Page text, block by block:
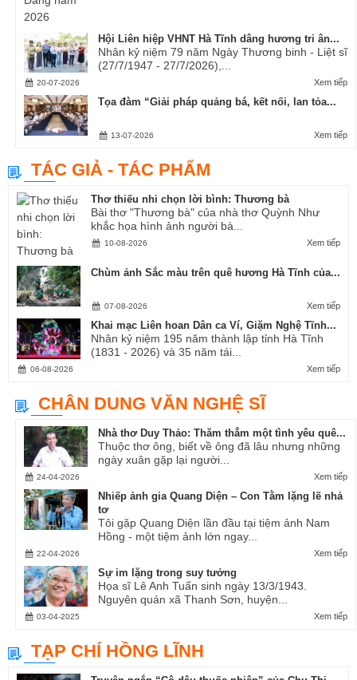
Hội Liên hiệp VHNT Hà Tĩnh dâng hương tri ân...
Nhân kỷ niệm 79 năm Ngày Thương binh - Liệt sĩ
(27/7/1947 - 27/7/2026),...
Xem tiếp
20-07-2026
Tọa đàm “Giải pháp quảng bá, kết nối, lan tỏa...
Xem tiếp
13-07-2026
TÁC GIẢ - TÁC PHẨM
Thơ thiếu nhi chọn lời bình: Thương bà
Bài thơ "Thương bà" của nhà thơ Quỳnh Như
khắc họa hình ảnh người bà...
Xem tiếp
10-08-2026
Chùm ảnh Sắc màu trên quê hương Hà Tĩnh của...
Xem tiếp
07-08-2026
Khai mạc Liên hoan Dân ca Ví, Giặm Nghệ Tĩnh...
Nhân kỷ niệm 195 năm thành lập tỉnh Hà Tĩnh
(1831 - 2026) và 35 năm tái...
Xem tiếp
06-08-2026
CHÂN DUNG VĂN NGHỆ SĨ
Nhà thơ Duy Thảo: Thăm thẳm một tình yêu quê...
Thuộc thơ ông, biết về ông đã lâu nhưng những
ngày xuân gặp lại người...
Xem tiếp
24-04-2026
Nhiếp ảnh gia Quang Diện – Con Tằm lặng lẽ nhả
tơ
Tôi gặp Quang Diện lần đầu tại tiệm ảnh Nam
Hồng - một tiệm ảnh lớn ngay...
Xem tiếp
22-04-2026
Sự im lặng trong suy tưởng
Họa sĩ Lê Anh Tuấn sinh ngày 13/3/1943.
Nguyên quán xã Thanh Sơn, huyện...
Xem tiếp
03-04-2025
TẠP CHÍ HỒNG LĨNH